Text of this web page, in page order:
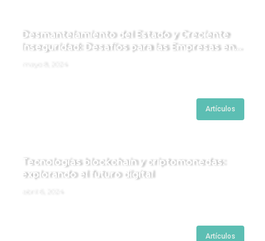
Desmantelamiento del Estado y Creciente
Inseguridad: Desafíos para las Empresas en
Artículos
Tecnologías blockchain y criptomonedas:
explorando el futuro digital
Artículos